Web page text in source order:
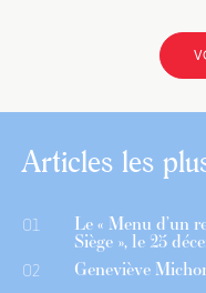
Articles les
01 Le « Menu d’un
Siège », le 25
02 Geneviève